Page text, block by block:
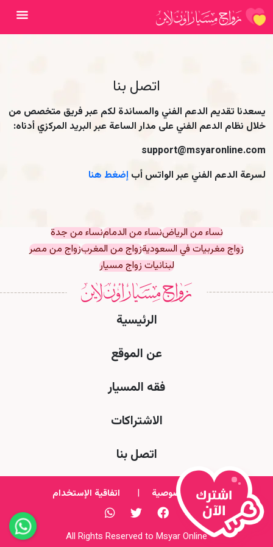
فتح
اتصل بنا
يسعدنا تقديم الدعم الفني والمساندة لكم عبر فريق متخصص من
خلال نظام الدعم الفني على مدار الساعة عبر البريد المركزي أدناه:
support@msyaronline.com
لسرعة الدعم الفني عبر الواتس أب إضغط هنا
نساء من الرياضنساء من الدمامنساء من جدة
زواج مغربيات في السعوديةزواج من المغربزواج من مصر
لبنانيات زواج مسيار
الرئيسية
عن الموقع
فقه المسيار
الاشتراكات
اتصل بنا
سياسة الخصوصية | اتفاقية الإستخدام
All Rights Reserved to Msyar Online